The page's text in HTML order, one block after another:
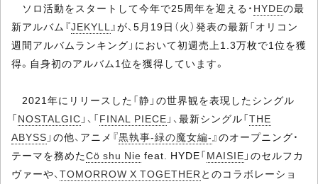
ソロ活動をスタートして今年で25周年を迎える・ HYDEの最
新アルバム『JEKYLL』が、5月19日（火）発表の最新「オリコン
週間アルバムランキング」において初週売上1.3万枚で1位を獲
得。自身初のアルバム1位を獲得しています。
2021年にリリースした「静」の世界観を表現したシングル
「NOSTALGIC 」、「FINAL PIECE 」、最新シングル「THE
ABYSS 」の他、アニメ『黒執事-緑の魔女編-』のオープニング・
テーマを務めたCö shu Nie feat. HYDE「MAISIE 」のセルフカ
ヴァーや、TOMORROW X TOGETHERとのコラボレーショ